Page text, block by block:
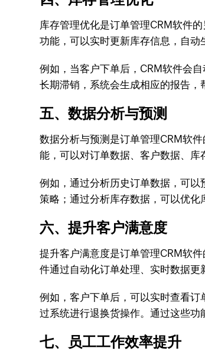
库存管理优化是订单管理CRM软件
功能，可以实时更新库存信息，自动
例如，当客户下单后，CRM软件会
长期滞销，系统会生成相应的报告，
五、数据分析与预测
数据分析与预测是订单管理CRM软
能，可以对订单数据、客户数据、库
例如，通过分析历史订单数据，可
策略；通过分析库存数据，可以优化
六、提升客户满意度
提升客户满意度是订单管理CRM软
件通过自动化订单处理、实时数据更
例如，客户下单后，可以实时查看
过系统进行退换货操作。通过这些功
七、员工工作效率提升